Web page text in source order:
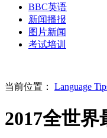
BBC英语
新闻播报
图片新闻
考试培训
当前位置： Language
2017全世界